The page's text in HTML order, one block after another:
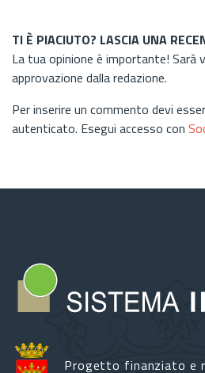
TI È PIACIUTO? LASCIA UNA
La tua opinione è importante! Sarà
approvazione dalla redazione.
Per inserire un commento devi
autenticato. Esegui accesso con
Progetto finanziato e